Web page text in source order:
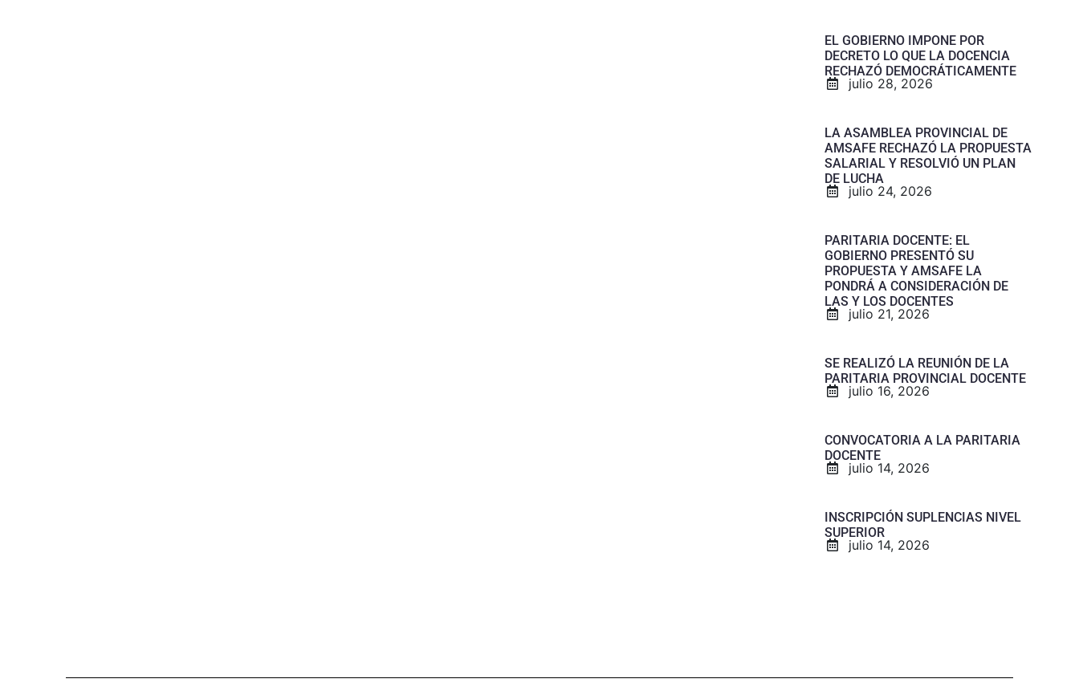
EL GOBIERNO IMPONE POR
DECRETO LO QUE LA DOCENCIA
RECHAZÓ DEMOCRÁTICAMENTE
julio 28, 2026
LA ASAMBLEA PROVINCIAL DE
AMSAFE RECHAZÓ LA PROPUESTA
SALARIAL Y RESOLVIÓ UN PLAN
DE LUCHA
julio 24, 2026
PARITARIA DOCENTE: EL
GOBIERNO PRESENTÓ SU
PROPUESTA Y AMSAFE LA
PONDRÁ A CONSIDERACIÓN DE
LAS Y LOS DOCENTES
julio 21, 2026
SE REALIZÓ LA REUNIÓN DE LA
PARITARIA PROVINCIAL DOCENTE
julio 16, 2026
CONVOCATORIA A LA PARITARIA
DOCENTE
julio 14, 2026
INSCRIPCIÓN SUPLENCIAS NIVEL
SUPERIOR
julio 14, 2026